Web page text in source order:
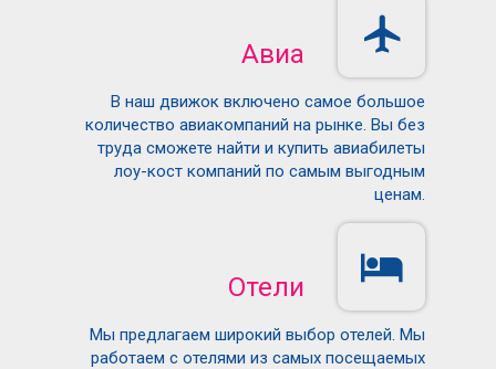
Авиа
В наш движок включено самое большое
количество авиакомпаний на рынке. Вы без
труда сможете найти и купить авиабилеты
лоу-кост компаний по самым выгодным
ценам.
Отели
Мы предлагаем широкий выбор отелей. Мы
работаем с отелями из самых посещаемых